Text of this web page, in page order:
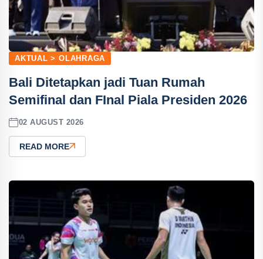
AKTUAL > OLAHRAGA
Bali Ditetapkan jadi Tuan Rumah
Semifinal dan FInal Piala Presiden 2026
02 AUGUST 2026
READ MORE